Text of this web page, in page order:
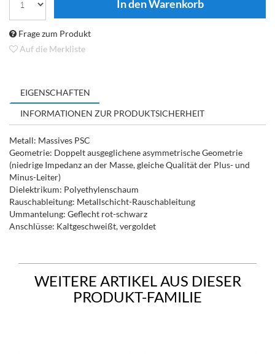
Frage zum Produkt
Auf die Merkliste
EIGENSCHAFTEN
INFORMATIONEN ZUR PRODUKTSICHERHEIT
Metall: Massives PSC
Geometrie: Doppelt ausgeglichene asymmetrische Geometrie
(niedrige Impedanz an der Masse, gleiche Qualität der Plus- und
Minus-Leiter)
Dielektrikum: Polyethylenschaum
Rauschableitung: Metallschicht-Rauschableitung
Ummantelung: Geflecht rot-schwarz
Anschlüsse: Kaltgeschweißt, vergoldet
WEITERE ARTIKEL AUS DIESER
PRODUKT-FAMILIE